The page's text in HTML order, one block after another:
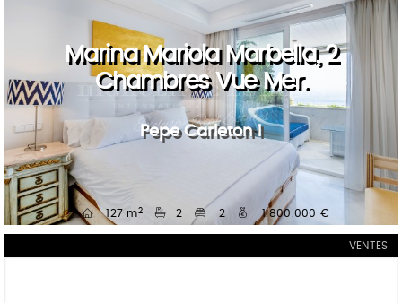
Marina Mariola Marbella, 2
Chambres Vue Mer.
Pepe Carleton 1
127 m2 2 2 1.800.000 €
VENTES